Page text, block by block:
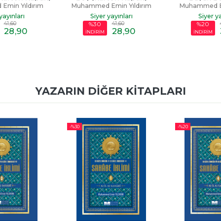
Yıldırım
41,60
28,90
Muhammed Emin Yıldırım
Siyer yayınları
%20
İNDİRİM
42,50
34,00
Muhammed
Siyer
%20
İNDİRİM
YAZARIN DIĞER KITAPLARI
-% 20 -%20